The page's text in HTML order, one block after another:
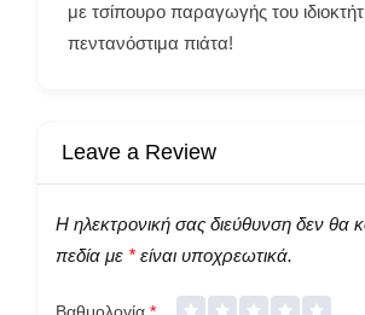
με τσίπουρο παραγωγής του
πεντανόστιμα πιάτα!
Leave a Review
Η ηλεκτρονική σας διεύθυνση δεν θα
πεδία με * είναι υποχρεωτικά.